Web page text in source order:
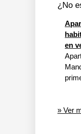
¿No
en
» Ver